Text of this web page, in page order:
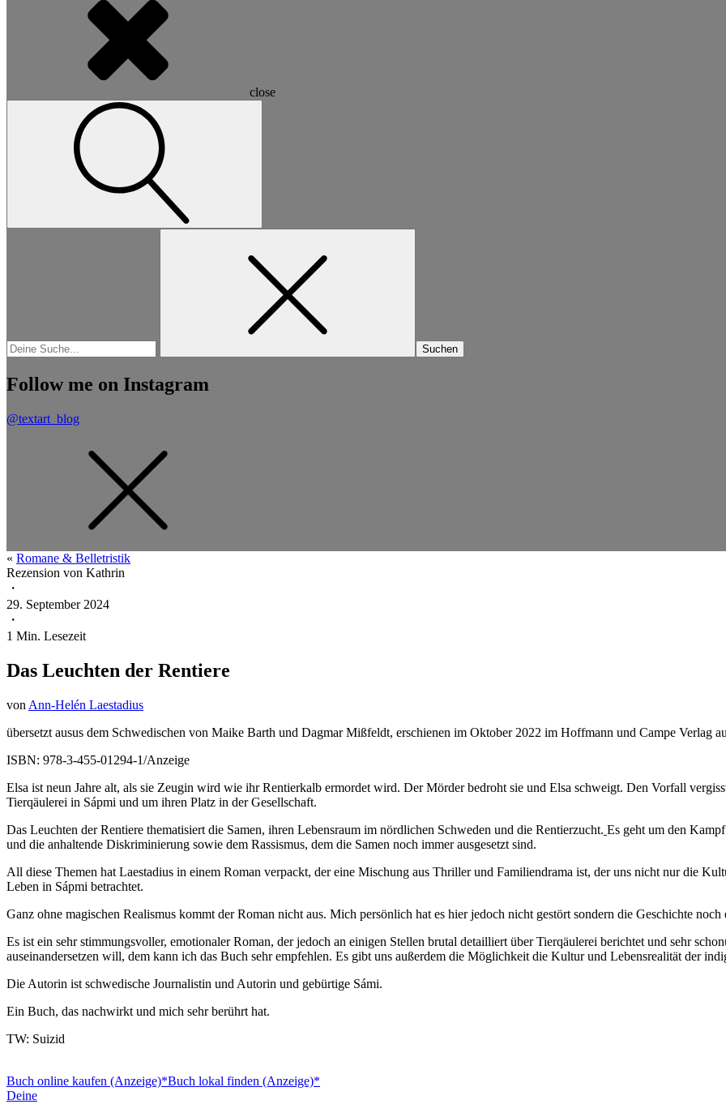
close
Follow me on Instagram
@textart_blog
« Romane & Belletristik
Rezension von Kathrin
・
29. September 2024
・
1 Min. Lesezeit
Das Leuchten der Rentiere
von Ann-Helén Laestadius
übersetzt ausus dem Schwedischen von Maike Barth und Dagmar Mißfeldt, erschienen im Oktober 2022 im Hoffmann und Campe Verlag
ISBN: 978-3-455-01294-1/Anzeige
Elsa ist neun Jahre alt, als sie Zeugin wird wie ihr Rentierkalb ermordet wird. Der Mörder bedroht sie und Elsa schweigt. Den Vorfall
Tierqäulerei in Sápmi und um ihren Platz in der Gesellschaft.
Das Leuchten der Rentiere thematisiert die Samen, ihren Lebensraum im nördlichen Schweden und die Rentierzucht. Es geht um den
und die anhaltende Diskriminierung sowie dem Rassismus, dem die Samen noch immer ausgesetzt sind.
All diese Themen hat Laestadius in einem Roman verpackt, der eine Mischung aus Thriller und Familiendrama ist, der uns nicht nur die
Leben in Sápmi betrachtet.
Ganz ohne magischen Realismus kommt der Roman nicht aus. Mich persönlich hat es hier jedoch nicht gestört sondern die Geschichte noch
Es ist ein sehr stimmungsvoller, emotionaler Roman, der jedoch an einigen Stellen brutal detailliert über Tierqäulerei berichtet und sehr
auseinandersetzen will, dem kann ich das Buch sehr empfehlen. Es gibt uns außerdem die Möglichkeit die Kultur und Lebensrealität der
Die Autorin ist schwedische Journalistin und Autorin und gebürtige Sámi.
Ein Buch, das nachwirkt und mich sehr berührt hat.
TW: Suizid
Buch online kaufen (Anzeige)*Buch lokal finden (Anzeige)*
Deine